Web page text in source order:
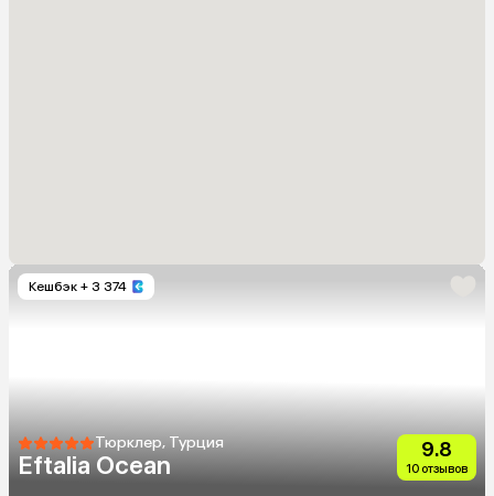
Кешбэк + 3 374
Тюрклер, Турция
Eftalia Ocean
9.8
10 отзывов